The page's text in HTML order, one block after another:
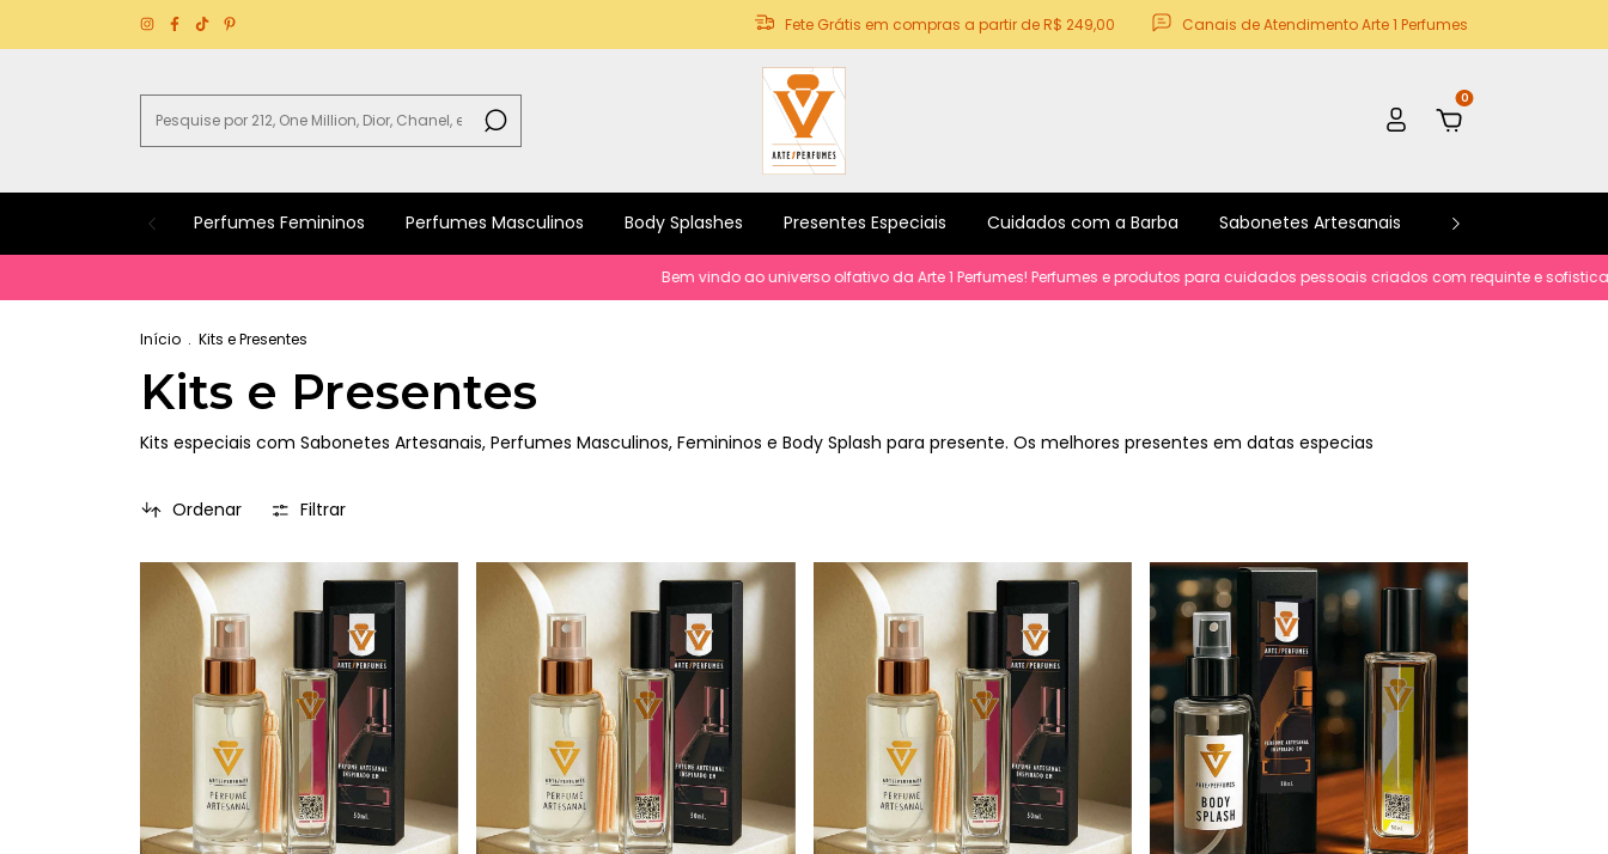
Fete Grátis em compras a partir de R$ 249,00 Canais de Atendimento Arte 1 Perfumes
0
Perfumes Femininos Perfumes Masculinos Body Splashes Presentes Especiais Cuidados com a Barba Sabonetes Artesanais Kits e Promoções
Bem vindo ao universo olfativo da Arte 1 Perfumes! Perfumes e produtos para cuidados pessoais criados com requinte e sofisticacão.
Início . Kits e Presentes
Kits e Presentes
Kits especiais com Sabonetes Artesanais, Perfumes Masculinos, Femininos e Body Splash para presente. Os melhores presentes em datas especias
Ordenar Filtrar